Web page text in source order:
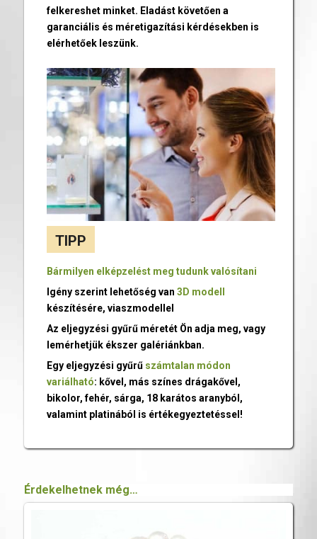
felkereshet minket. Eladást követően a
garanciális és méretigazítási kérdésekben is
elérhetőek leszünk.
TIPP
Bármilyen elképzelést meg tudunk valósítani
Igény szerint lehetőség van 3D modell
készítésére, viaszmodellel
Az eljegyzési gyűrű méretét Ön adja meg, vagy
lemérhetjük ékszer galériánkban.
Egy eljegyzési gyűrű számtalan módon
variálható: kővel, más színes drágakővel,
bikolor, fehér, sárga, 18 karátos aranyból,
valamint platinából is értékegyeztetéssel!
Érdekelhetnek még…